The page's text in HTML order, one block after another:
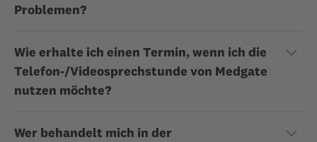
Problemen?
Wie erhalte ich einen Termin, wenn ich die
Telefon-/Videosprechstunde von Medgate
nutzen möchte?
Wer behandelt mich in der